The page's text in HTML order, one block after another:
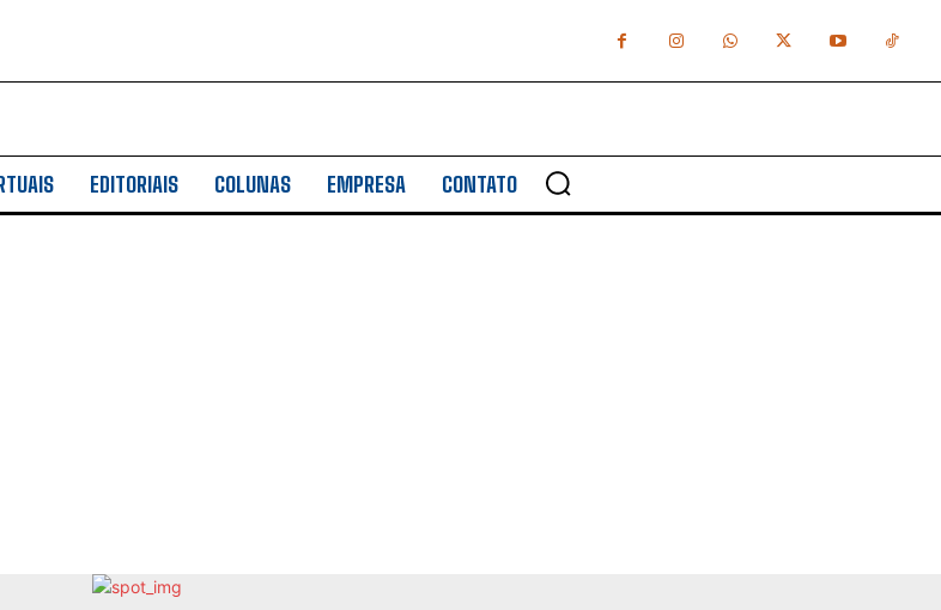
EDITORIAIS COLUNAS EMPRESA CONTATO